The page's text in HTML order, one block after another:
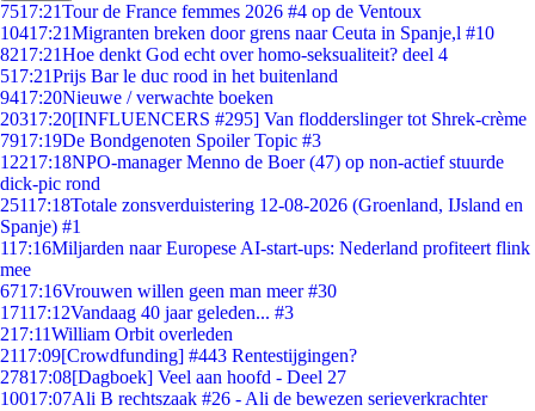
7517:21Tour de France femmes 2026 #4 op de Ventoux
10417:21Migranten breken door grens naar Ceuta in Spanje,l #10
8217:21Hoe denkt God echt over homo-seksualiteit? deel 4
517:21Prijs Bar le duc rood in het buitenland
9417:20Nieuwe / verwachte boeken
20317:20[INFLUENCERS #295] Van flodderslinger tot Shrek-crème
7917:19De Bondgenoten Spoiler Topic #3
12217:18NPO-manager Menno de Boer (47) op non-actief stuurde
dick-pic rond
25117:18Totale zonsverduistering 12-08-2026 (Groenland, IJsland en
Spanje) #1
117:16Miljarden naar Europese AI-start-ups: Nederland profiteert flink
mee
6717:16Vrouwen willen geen man meer #30
17117:12Vandaag 40 jaar geleden... #3
217:11William Orbit overleden
2117:09[Crowdfunding] #443 Rentestijgingen?
27817:08[Dagboek] Veel aan hoofd - Deel 27
10017:07Ali B rechtszaak #26 - Ali de bewezen serieverkrachter